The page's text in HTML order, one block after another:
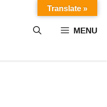
MENU
Translate »